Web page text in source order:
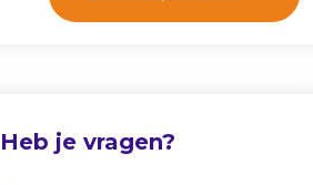
Heb je vragen?